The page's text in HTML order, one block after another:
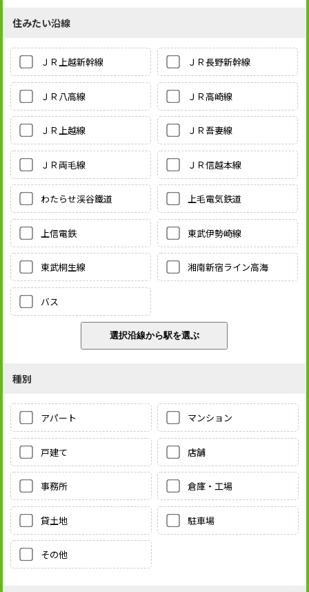
住みたい沿線
ＪＲ上越新幹線 ＪＲ長野新幹線
ＪＲ八高線 ＪＲ高崎線
ＪＲ上越線 ＪＲ吾妻線
ＪＲ両毛線 ＪＲ信越本線
わたらせ渓谷鐵道 上毛電気鉄道
上信電鉄 東武伊勢崎線
東武桐生線 湘南新宿ライン高海
バス
種別
アパート マンション
戸建て 店舗
事務所 倉庫・工場
貸土地 駐車場
その他